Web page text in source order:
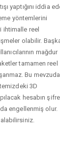
yaptığını iddia
yöntemlerini
ihtimalle reel
olabilir.
mağdur
tamamen reel
Bu mevzuda
3D
hesabın
engellenmiş olur.